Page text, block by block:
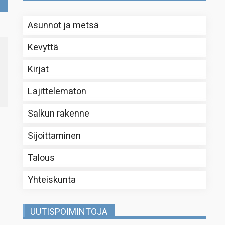
Asunnot ja metsä
Kevyttä
Kirjat
Lajittelematon
Salkun rakenne
Sijoittaminen
Talous
Yhteiskunta
UUTISPOIMINTOJA